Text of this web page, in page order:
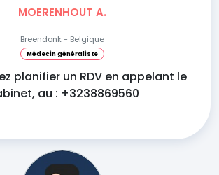
MOERENHOUT A.
Breendonk - Belgique
Médecin généraliste
planifier un RDV en appelant le
au : +3238869560